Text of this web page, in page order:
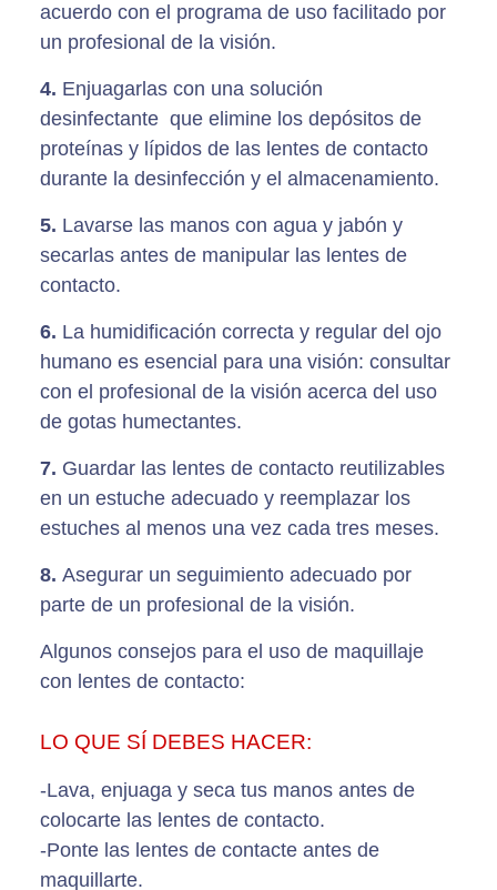
acuerdo con el programa de uso facilitado por
un profesional de la visión.
4. Enjuagarlas con una solución
desinfectante que elimine los depósitos de
proteínas y lípidos de las lentes de contacto
durante la desinfección y el almacenamiento.
5. Lavarse las manos con agua y jabón y
secarlas antes de manipular las lentes de
contacto.
6. La humidificación correcta y regular del ojo
humano es esencial para una visión: consultar
con el profesional de la visión acerca del uso
de gotas humectantes.
7. Guardar las lentes de contacto reutilizables
en un estuche adecuado y reemplazar los
estuches al menos una vez cada tres meses.
8. Asegurar un seguimiento adecuado por
parte de un profesional de la visión.
Algunos consejos para el uso de maquillaje
con lentes de contacto:
LO QUE SÍ DEBES HACER:
-Lava, enjuaga y seca tus manos antes de
colocarte las lentes de contacto.
-Ponte las lentes de contacte antes de
maquillarte.